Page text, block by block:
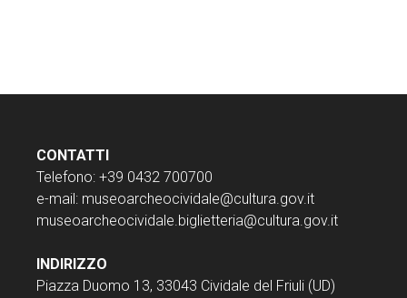
CONTATTI
Telefono: +39 0432 700700
e-mail: museoarcheocividale@cultura.gov.it
museoarcheocividale.biglietteria@cultura.gov.it
INDIRIZZO
Piazza Duomo 13, 33043 Cividale del Friuli (UD)